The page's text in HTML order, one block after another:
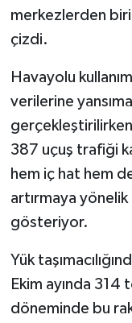
merkezlerden biri
çizdi.
Havayolu
verilerine
387 uçuş trafiği
hem iç hat hem
artırmaya yönelik
gösteriyor.
Yük
Ekim ayında 314
döneminde bu